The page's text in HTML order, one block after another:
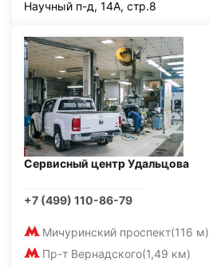
Научный п-д, 14А, стр.8
Сервисный центр Удальцова
+7 (499) 110-86-79
Мичуринский проспект(116 м)
Пр-т Вернадского(1,49 км)